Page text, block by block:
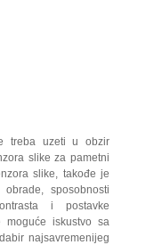
treba uzeti u obzir
slike za pametni
slike, takođe je
sposobnosti
i postavke
iskustvo sa
najsavremenijeg